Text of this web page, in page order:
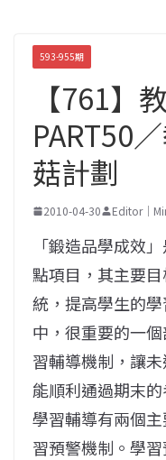
593-955期
【761】
PART50
菇計劃
2010-04-30 Editor｜
「鍛造品學成效
點項目，其主要
統，提高學生的
中，很重要的一
習輔導機制，讓
能順利通過期末
學習輔導有兩個
習預警機制。學